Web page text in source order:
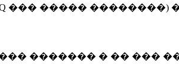
��� �����
������� � �� ���